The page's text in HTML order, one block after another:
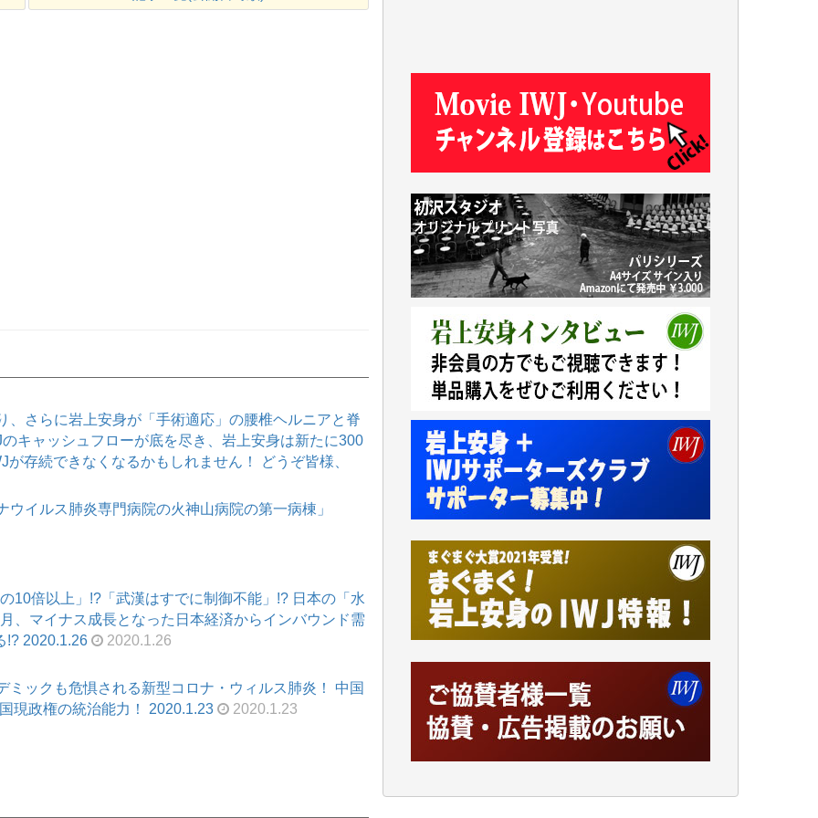
、さらに岩上安身が「手術適応」の腰椎ヘルニアと脊
キャッシュフローが底を尽き、岩上安身は新たに300
存続できなくなるかもしれません！ どうぞ皆様、
イルス肺炎専門病院の火神山病院の第一病棟」
10倍以上」!?「武漢はすでに制御不能」!? 日本の「水
、マイナス成長となった日本経済からインバウンド需
!? 2020.1.26
2020.1.26
ミックも危惧される新型コロナ・ウィルス肺炎！ 中国
現政権の統治能力！ 2020.1.23
2020.1.23
ASAKO TAKAESU 様
マシオン恵美香 様
平野智生 様
徳山匡 様
金 盛起 様
塩川 晃平 様
松本益美 様
井出 隆太 様
岩井祐子 様
藤田英之 様
藤岡比左志 様
井出 隆太 様
小池説夫 様
アオキカナメ 様
諸般の事情によりIWJ会費払えず今は非会員
です。市民側に立つ講演会にIWJのカメラマ
ンをよく拝見しております。コンテンツが失
われるのはあまりにもったいない。少しでも
お役立てください。（H.O.様）
今日、僅かですがカンパしました。（T.M.
様）
今日、僅かですがカンパしました。IWJの危
機を乗り切るには到底及ばない額ですが病気
の妻を抱えている私にとっては精一杯のカン
パです。
ューは大袈裟ではなく、極めて重要な知的財